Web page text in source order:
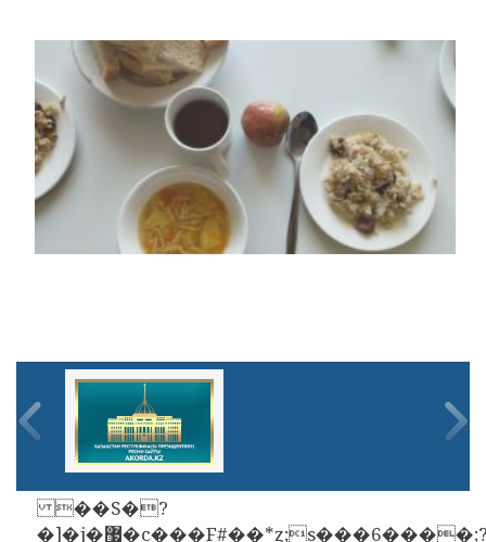
��S�?
�]�j�޷�c���F#��*ȥ;s���6����;?